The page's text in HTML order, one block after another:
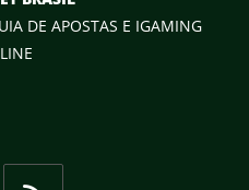
DE APOSTAS E IGAMING